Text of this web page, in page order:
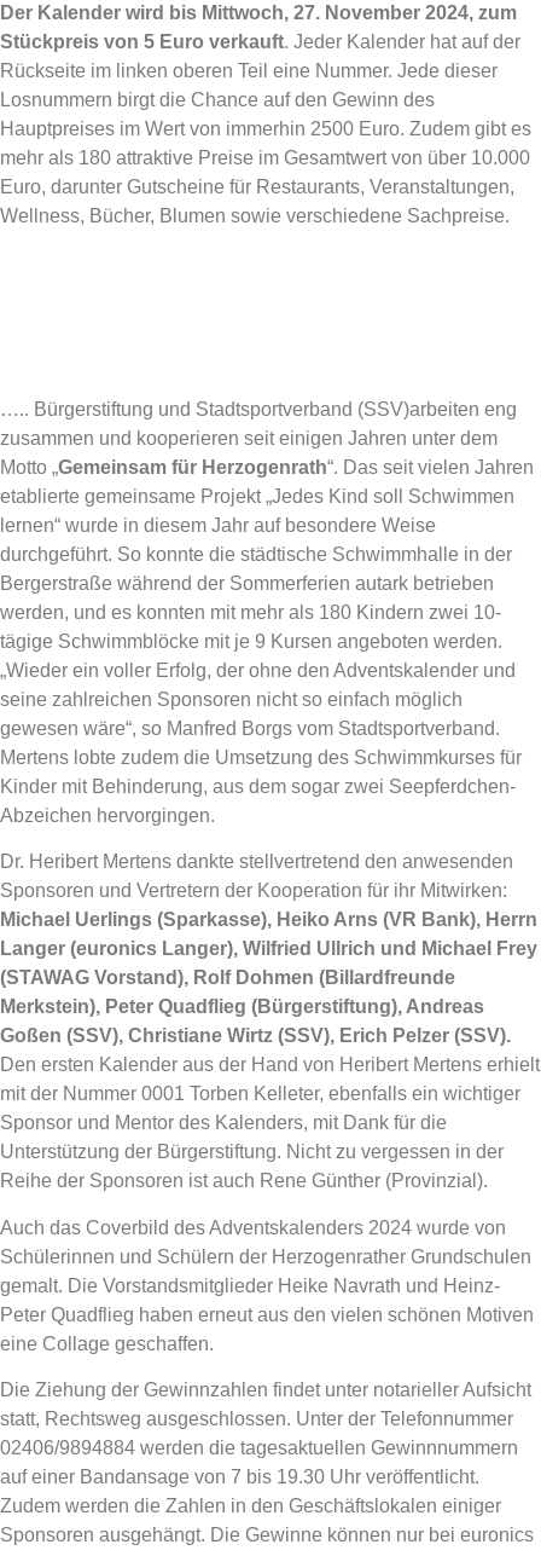
Der Kalender wird bis Mittwoch, 27. November 2024, zum
Stückpreis von 5 Euro verkauft. Jeder Kalender hat auf der
Rückseite im linken oberen Teil eine Nummer. Jede dieser
Losnummern birgt die Chance auf den Gewinn des
Hauptpreises im Wert von immerhin 2500 Euro. Zudem gibt es
mehr als 180 attraktive Preise im Gesamtwert von über 10.000
Euro, darunter Gutscheine für Restaurants, Veranstaltungen,
Wellness, Bücher, Blumen sowie verschiedene Sachpreise.
….. Bürgerstiftung und Stadtsportverband (SSV)arbeiten eng
zusammen und kooperieren seit einigen Jahren unter dem
Motto „Gemeinsam für Herzogenrath“. Das seit vielen Jahren
etablierte gemeinsame Projekt „Jedes Kind soll Schwimmen
lernen“ wurde in diesem Jahr auf besondere Weise
durchgeführt. So konnte die städtische Schwimmhalle in der
Bergerstraße während der Sommerferien autark betrieben
werden, und es konnten mit mehr als 180 Kindern zwei 10-
tägige Schwimmblöcke mit je 9 Kursen angeboten werden.
„Wieder ein voller Erfolg, der ohne den Adventskalender und
seine zahlreichen Sponsoren nicht so einfach möglich
gewesen wäre“, so Manfred Borgs vom Stadtsportverband.
Mertens lobte zudem die Umsetzung des Schwimmkurses für
Kinder mit Behinderung, aus dem sogar zwei Seepferdchen-
Abzeichen hervorgingen.
Dr. Heribert Mertens dankte stellvertretend den anwesenden
Sponsoren und Vertretern der Kooperation für ihr Mitwirken:
Michael Uerlings (Sparkasse), Heiko Arns (VR Bank), Herrn
Langer (euronics Langer), Wilfried Ullrich und Michael Frey
(STAWAG Vorstand), Rolf Dohmen (Billardfreunde
Merkstein), Peter Quadflieg (Bürgerstiftung), Andreas
Goßen (SSV), Christiane Wirtz (SSV), Erich Pelzer (SSV).
Den ersten Kalender aus der Hand von Heribert Mertens erhielt
mit der Nummer 0001 Torben Kelleter, ebenfalls ein wichtiger
Sponsor und Mentor des Kalenders, mit Dank für die
Unterstützung der Bürgerstiftung. Nicht zu vergessen in der
Reihe der Sponsoren ist auch Rene Günther (Provinzial).
Auch das Coverbild des Adventskalenders 2024 wurde von
Schülerinnen und Schülern der Herzogenrather Grundschulen
gemalt. Die Vorstandsmitglieder Heike Navrath und Heinz-
Peter Quadflieg haben erneut aus den vielen schönen Motiven
eine Collage geschaffen.
Die Ziehung der Gewinnzahlen findet unter notarieller Aufsicht
statt, Rechtsweg ausgeschlossen. Unter der Telefonnummer
02406/9894884 werden die tagesaktuellen Gewinnnummern
auf einer Bandansage von 7 bis 19.30 Uhr veröffentlicht.
Zudem werden die Zahlen in den Geschäftslokalen einiger
Sponsoren ausgehängt. Die Gewinne können nur bei euronics